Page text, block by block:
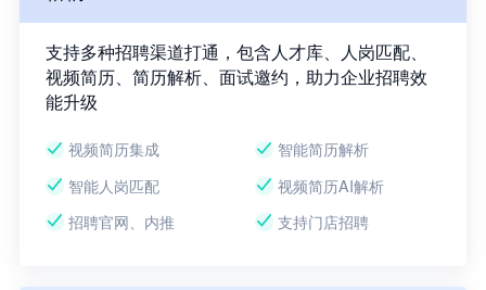
支持多种招聘渠道打通，包含人才库、人岗匹配、
视频简历、简历解析、面试邀约，助力企业招聘效
能升级
视频简历集成
智能简历解析
智能人岗匹配
视频简历AI解析
招聘官网、内推
支持门店招聘